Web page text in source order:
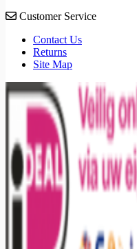
Customer Service
Contact Us
Returns
Site Map